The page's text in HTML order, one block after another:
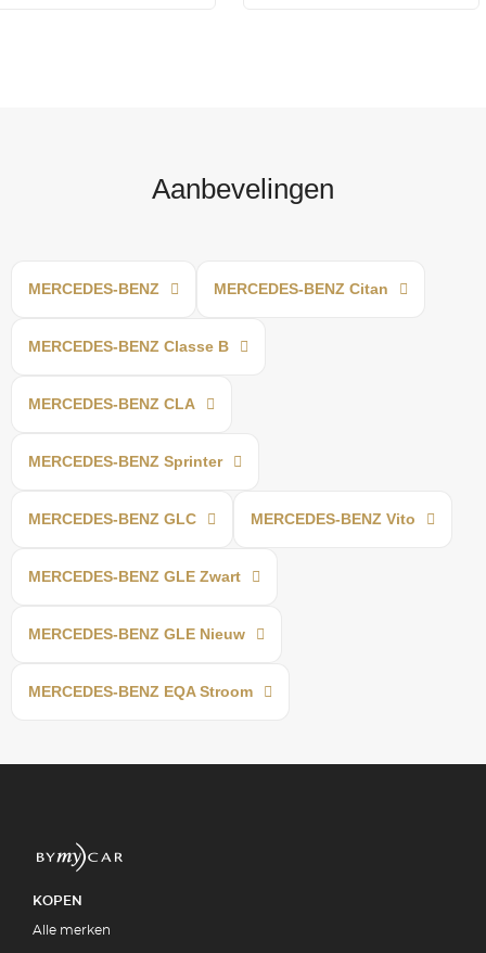
Aanbevelingen
MERCEDES-BENZ MERCEDES-BENZ Citan
MERCEDES-BENZ Classe B
MERCEDES-BENZ CLA
MERCEDES-BENZ Sprinter
MERCEDES-BENZ GLC MERCEDES-BENZ Vito
MERCEDES-BENZ GLE Zwart
MERCEDES-BENZ GLE Nieuw
MERCEDES-BENZ EQA Stroom
KOPEN
Alle merken